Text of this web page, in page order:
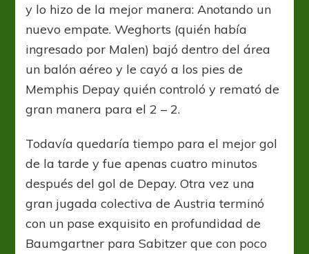
y lo hizo de la mejor manera: Anotando un
nuevo empate. Weghorts (quién había
ingresado por Malen) bajó dentro del área
un balón aéreo y le cayó a los pies de
Memphis Depay quién controló y remató de
gran manera para el 2 – 2.
Todavía quedaría tiempo para el mejor gol
de la tarde y fue apenas cuatro minutos
después del gol de Depay. Otra vez una
gran jugada colectiva de Austria terminó
con un pase exquisito en profundidad de
Baumgartner para Sabitzer que con poco